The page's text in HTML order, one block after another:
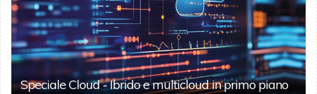
Speciale Cloud - Ibrido e multicloud in primo piano